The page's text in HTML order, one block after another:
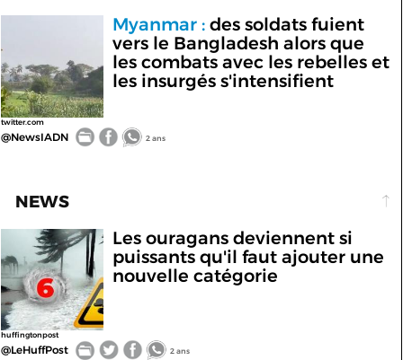
twitter.com
Myanmar :des soldats fuient
vers le Bangladesh alors que
les combats avec les rebelles et
les insurgés s'intensifient
@NewsIADN 2 ans
NEWS
huffingtonpost
Les ouragans deviennent si
puissants qu'il faut ajouter une
nouvelle catégorie
@LeHuffPost 2 ans